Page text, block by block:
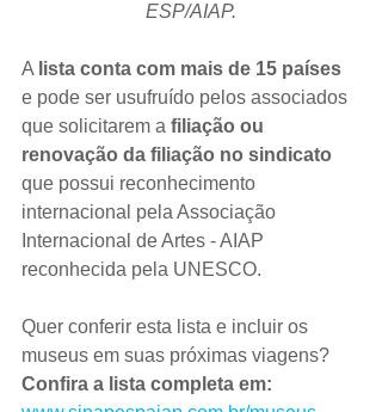
ESP/AIAP.
A lista conta com mais de 15 países
e pode ser usufruído pelos associados
que solicitarem a filiação ou
renovação da filiação no sindicato
que possui reconhecimento
internacional pela Associação
Internacional de Artes - AIAP
reconhecida pela UNESCO.
Quer conferir esta lista e incluir os
museus em suas próximas viagens?
Confira a lista completa em: